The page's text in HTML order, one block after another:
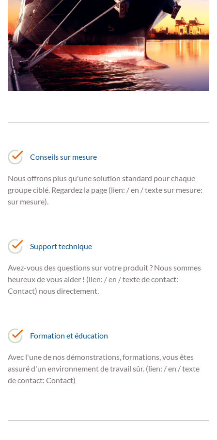
Conseils sur mesure
Nous offrons plus qu'une solution standard pour chaque
groupe ciblé. Regardez la page (lien: / en / texte sur mesure:
sur mesure).
Support technique
Avez-vous des questions sur votre produit ? Nous sommes
heureux de vous aider ! (lien: / en / texte de contact:
Contact) nous directement.
Formation et éducation
Avec l'une de nos démonstrations, formations, vous êtes
assuré d'un environnement de travail sûr. (lien: / en / texte
de contact: Contact)